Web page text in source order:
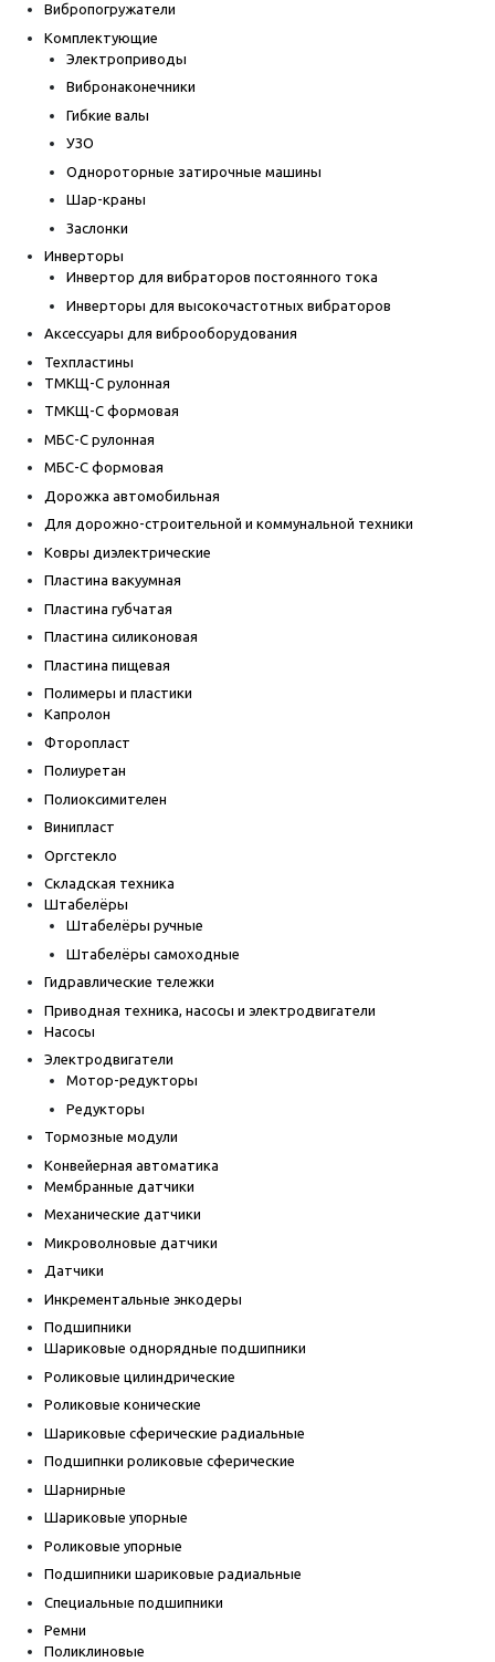
Вибропогружатели
Комплектующие
Электроприводы
Вибронаконечники
Гибкие валы
УЗО
Однороторные затирочные машины
Шар-краны
Заслонки
Инверторы
Инвертор для вибраторов постоянного тока
Инверторы для высокочастотных вибраторов
Аксессуары для виброоборудования
Техпластины
ТМКЩ-С рулонная
ТМКЩ-С формовая
МБС-С рулонная
МБС-С формовая
Дорожка автомобильная
Для дорожно-строительной и коммунальной техники
Ковры диэлектрические
Пластина вакуумная
Пластина губчатая
Пластина силиконовая
Пластина пищевая
Полимеры и пластики
Капролон
Фторопласт
Полиуретан
Полиоксимителен
Винипласт
Оргстекло
Складская техника
Штабелёры
Штабелёры ручные
Штабелёры самоходные
Гидравлические тележки
Приводная техника, насосы и электродвигатели
Насосы
Электродвигатели
Мотор-редукторы
Редукторы
Тормозные модули
Конвейерная автоматика
Мембранные датчики
Механические датчики
Микроволновые датчики
Датчики
Инкрементальные энкодеры
Подшипники
Шариковые однорядные подшипники
Роликовые цилиндрические
Роликовые конические
Шариковые сферические радиальные
Подшипнки роликовые сферические
Шарнирные
Шариковые упорные
Роликовые упорные
Подшипники шариковые радиальные
Специальные подшипники
Ремни
Поликлиновые